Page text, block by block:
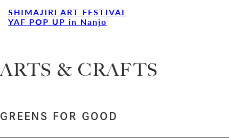
SHIMAJIRI ART FESTIVAL
YAF POP UP in Nanjo
ARTS & CRAFTS
GREENS FOR GOOD